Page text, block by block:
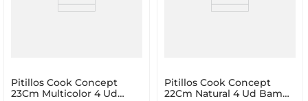
Pitillos Cook Concept
23Cm Multicolor 4 Ud
Pitillos Cook Concept
22Cm Natural 4 Ud Bambu